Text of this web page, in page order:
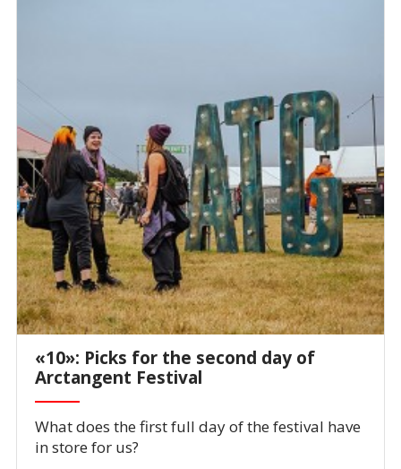
«10»: Picks for the second day of
Arctangent Festival
What does the first full day of the festival have
in store for us?